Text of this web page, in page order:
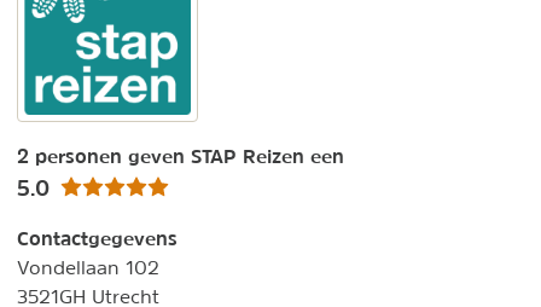
2 personen geven STAP Reizen een
5.0
Contactgegevens
Vondellaan 102
3521GH Utrecht